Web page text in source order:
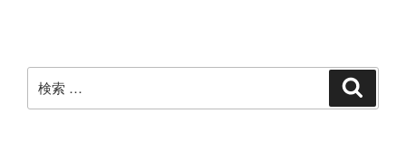
ン
索: